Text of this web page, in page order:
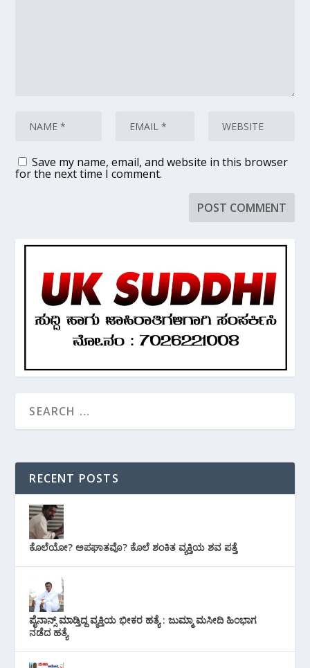
Save my name, email, and website in this browser
for the next time I comment.
RECENT POSTS
ಕೊಲೆಯೋ? ಅಪಘಾತವೊ? ಕೊಲೆ ಶಂಕಿತ ವ್ಯಕ್ತಿಯ ಶವ ಪತ್ತೆ
ಪೈನಾನ್ಸ್ ಮಾಡ್ತಿದ್ದ ವ್ಯಕ್ತಿಯ ಭೀಕರ‌ ಹತ್ಯೆ : ಜುಮ್ಮಾ ಮಸೀದಿ ಹಿಂಭಾಗ
ನಡೆದ ಹತ್ಯೆ